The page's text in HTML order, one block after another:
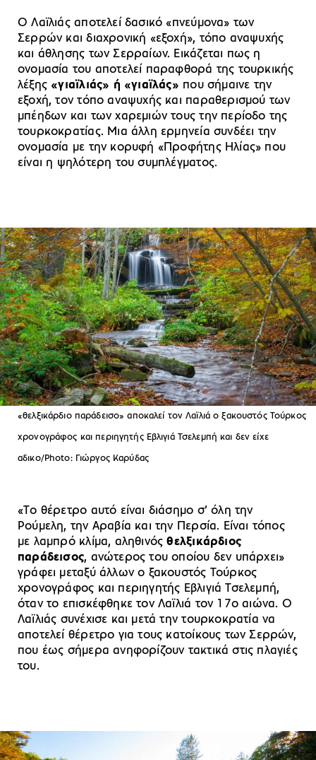
Ο Λαϊλιάς αποτελεί δασικό «πνεύμονα» των
Σερρών και διαχρονική «εξοχή», τόπο αναψυχής
και άθλησης των Σερραίων. Εικάζεται πως η
ονομασία του αποτελεί παραφθορά της τουρκικής
λέξης «γιαϊλιάς» ή «γιαϊλάς» που σήμαινε την
εξοχή, τον τόπο αναψυχής και παραθερισμού των
μπέηδων και των χαρεμιών τους την περίοδο της
τουρκοκρατίας. Μια άλλη ερμηνεία συνδέει την
ονομασία με την κορυφή «Προφήτης Ηλίας» που
είναι η ψηλότερη του συμπλέγματος.
«θελξικάρδιο παράδεισο» αποκαλεί τον Λαϊλιά ο ξακουστός Τούρκος
χρονογράφος και περιηγητής Εβλιγιά Τσελεμπή και δεν είχε
αδικο/Photo: Γιώργος Καρύδας
«Tο θέρετρο αυτό είναι διάσημο σ’ όλη την
Ρούμελη, την Αραβία και την Περσία. Eίναι τόπος
με λαμπρό κλίμα, αληθινόςθελξικάρδιος
παράδεισος, ανώτερος του οποίου δεν υπάρχει»
γράφει μεταξύ άλλων ο ξακουστός Τούρκος
χρονογράφος και περιηγητής Εβλιγιά Τσελεμπή,
όταν το επισκέφθηκε τον Λαϊλιά τον 17ο αιώνα. Ο
Λαϊλιάς συνέχισε και μετά την τουρκοκρατία να
αποτελεί θέρετρο για τους κατοίκους των Σερρών,
που έως σήμερα ανηφορίζουν τακτικά στις πλαγιές
του.